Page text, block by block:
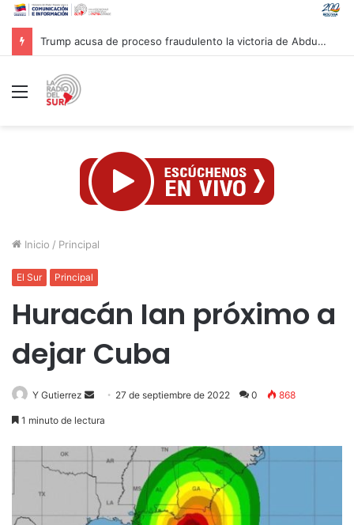
Gobierno venezolano avanza en la reconstrucción de unas 13 mil viviendas afectadas por sismos
Menú
Inicio / Principal
El Sur Principal
Huracán Ian próximo a
dejar Cuba
Y Gutierrez
Send 27 de septiembre de 2022 0 868
1 minuto de lectura